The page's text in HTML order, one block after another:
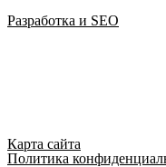
Разработка и SEO
Карта сайта
Политика